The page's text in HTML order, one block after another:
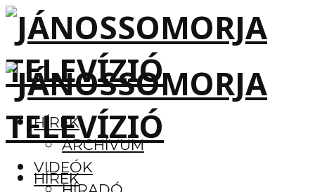
HÍREK
ARCHÍVUM
VIDEÓK
HÍREK